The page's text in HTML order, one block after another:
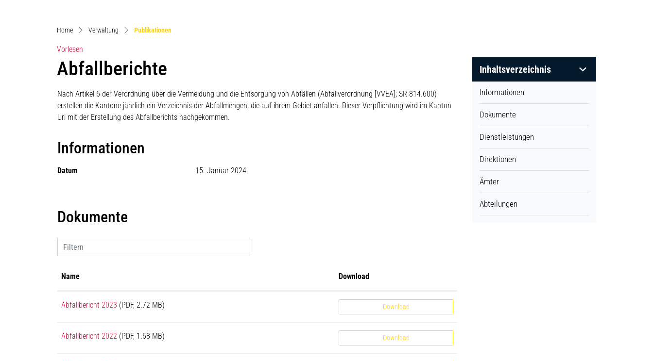
Home Verwaltung Publikationen(ausgewählt)
Vorlesen
Inhaltsverzeichnis
Informationen
Dokumente
Dienstleistungen
Direktionen
Ämter
Abteilungen
Abfallberichte
Nach Artikel 6 der Verordnung über die Vermeidung und die Entsorgung von Abfällen (Abfallverordnung [VVEA]; SR 814.600)
erstellen die Kantone jährlich ein Verzeichnis der Abfallmengen, die auf ihrem Gebiet anfallen. Dieser Verpflichtung wird im Kanton
Uri mit der Erstellung des Abfallberichts nachgekommen.
Informationen
Datum 15. Januar 2024
Dokumente
Filtern
Name Download
Abfallbericht 2023 (PDF, 2.72 MB) Download
Abfallbericht 2022 (PDF, 1.68 MB) Download